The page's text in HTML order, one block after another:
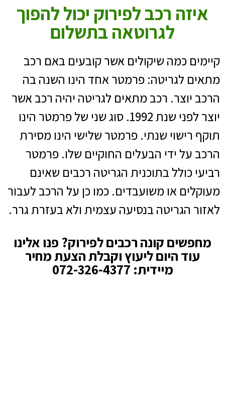
איזה רכב לפירוק יכול להפוך
לגרוטאה בתשלום
קיימים כמה שיקולים אשר קובעים באם רכב
מתאים לגריטה: פרמטר אחד הינו השנה בה
הרכב יוצר. רכב מתאים לגריטה יהיה רכב אשר
יוצר לפני שנת 1992. סוג שני של פרמטר הינו
תוקף רישוי שנתי. פרמטר שלישי הינו מסירת
הרכב על ידי הבעלים החוקיים שלו. פרמטר
רביעי כולל בתוכנית הגריטה רכבים שאינם
מעוקלים או משועבדים. כמו כן על הרכב לעבור
לאזור הגריטה בנסיעה עצמית ולא בעזרת גרר.
מחפשים קונה רכבים לפירוק? פנו אלינו
עוד היום ליעוץ וקבלת הצעת מחיר
מיידית: 072-326-4377